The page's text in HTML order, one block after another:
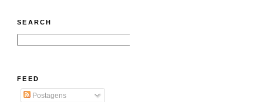
SEARCH
FEED
Postagens